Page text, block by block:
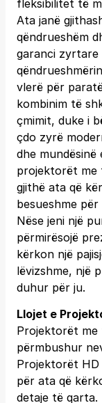
fleksibilitet të
Ata janë
qëndrueshëm
garanci zyrtare
vlerë për
kombinim të
çmimit, duke i
çdo zyrë
dhe mundësinë
projektorët me
gjithë ata që
besueshme
Nëse jeni një
përmirësojë
kërkon një
lëvizshme, një
duhur për ju.
Llojet e
Projektorët me
përmbushur
Projektorët HD
për ata që
detaje të qarta.